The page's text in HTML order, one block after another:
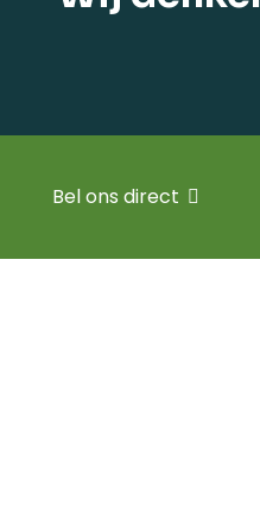
Bel ons direct